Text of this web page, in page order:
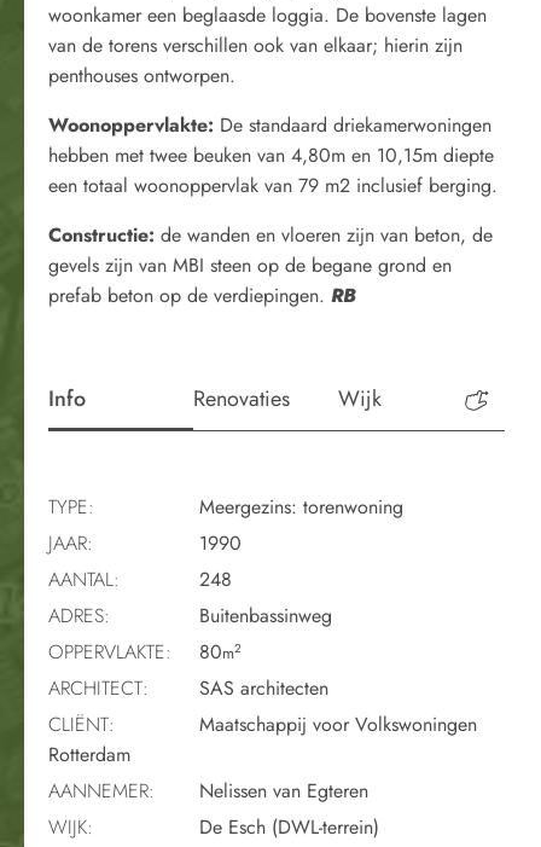
woonkamer een beglaasde loggia. De bovenste lagen
van de torens verschillen ook van elkaar; hierin zijn
penthouses ontworpen.
Woonoppervlakte: De standaard driekamerwoningen
hebben met twee beuken van 4,80m en 10,15m diepte
een totaal woonoppervlak van 79 m2 inclusief berging.
Constructie: de wanden en vloeren zijn van beton, de
gevels zijn van MBI steen op de begane grond en
prefab beton op de verdiepingen. RB
Info Renovaties Wijk
TYPE:
Meergezins: torenwoning
JAAR:
1990
AANTAL:
248
ADRES:
Buitenbassinweg
OPPERVLAKTE:
80m2
ARCHITECT:
SAS architecten
CLIËNT:
Maatschappij voor Volkswoningen
Rotterdam
AANNEMER:
Nelissen van Egteren
WIJK:
De Esch (DWL-terrein)